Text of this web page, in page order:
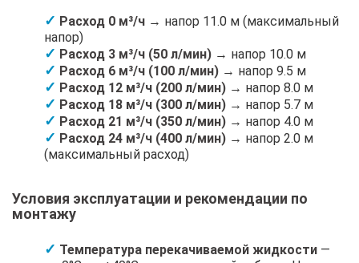
Расход 0 м³/ч → напор 11.0 м (максимальный
напор)
Расход 3 м³/ч (50 л/мин) → напор 10.0 м
Расход 6 м³/ч (100 л/мин) → напор 9.5 м
Расход 12 м³/ч (200 л/мин) → напор 8.0 м
Расход 18 м³/ч (300 л/мин) → напор 5.7 м
Расход 21 м³/ч (350 л/мин) → напор 4.0 м
Расход 24 м³/ч (400 л/мин) → напор 2.0 м
(максимальный расход)
Условия эксплуатации и рекомендации по
монтажу
Температура перекачиваемой жидкости —